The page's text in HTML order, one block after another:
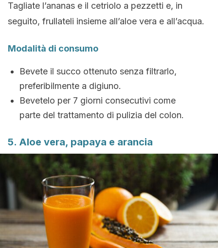
Tagliate l’ananas e il cetriolo a pezzetti e, in
seguito, frullateli insieme all’aloe vera e all’acqua.
Modalità di consumo
Bevete il succo ottenuto senza filtrarlo,
preferibilmente a digiuno.
Bevetelo per 7 giorni consecutivi come
parte del trattamento di pulizia del colon.
5. Aloe vera, papaya e arancia